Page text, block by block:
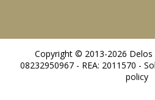
Copyright © 2013-2026
08232950967 - REA: 2011570 -
policy